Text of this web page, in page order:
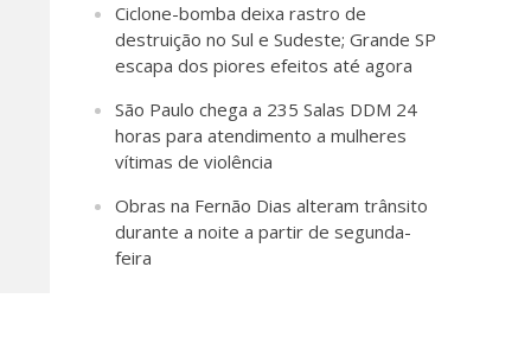
Ciclone-bomba deixa rastro de
destruição no Sul e Sudeste; Grande SP
escapa dos piores efeitos até agora
São Paulo chega a 235 Salas DDM 24
horas para atendimento a mulheres
vítimas de violência
Obras na Fernão Dias alteram trânsito
durante a noite a partir de segunda-
feira